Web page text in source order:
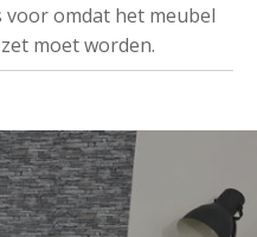
omdat het meubel
moet worden.